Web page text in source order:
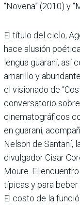
“Novena” (2010) y
El título del ciclo,
hace alusión
lengua guaraní, así
amarillo y
el visionado de
conversatorio
cinematográficos
en guaraní,
Nelson de Santaní,
divulgador Cisar
Moure. El
típicas y para beber
El costo de la